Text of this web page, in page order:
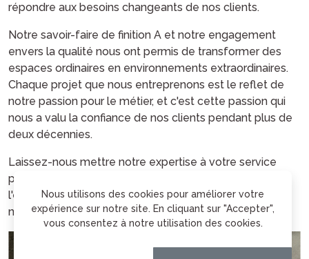
Nous utilisons des cookies pour améliorer votre
expérience sur notre site. En cliquant sur "Accepter",
vous consentez à notre utilisation des cookies.
répondre aux besoins changeants de nos clients.
Notre savoir-faire de finition A et notre engagement
envers la qualité nous ont permis de transformer des
espaces ordinaires en environnements extraordinaires.
Chaque projet que nous entreprenons est le reflet de
notre passion pour le métier, et c'est cette passion qui
nous a valu la confiance de nos clients pendant plus de
deux décennies.
Laissez-nous mettre notre expertise à votre service
pour réaliser vos rêves d'aménagement. Avec nous,
l'excellence est une tradition, et votre satisfaction est
notre priorité.